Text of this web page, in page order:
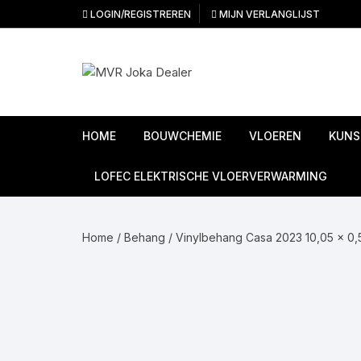
naar
LOGIN/REGISTREREN MIJN VERLANGLIJST
HOME BOUWCHEMIE VLOEREN
Ondervloeren
LOFEC ELEKTRISCHE VLOERVERWARMING
Home / Behang / Vinylbehang Casa 2023 10,05 x